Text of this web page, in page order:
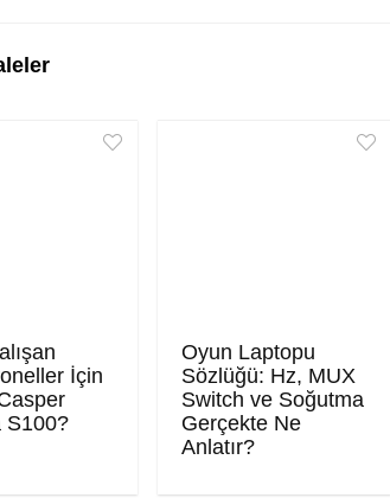
İçin
S100?
Oyun Laptopu
Sözlüğü: Hz, MUX
Switch ve Soğutma
Gerçekte Ne
Anlatır?